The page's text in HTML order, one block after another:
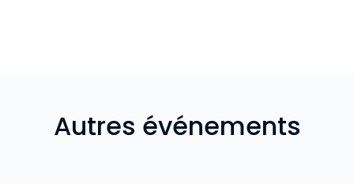
Autres événements